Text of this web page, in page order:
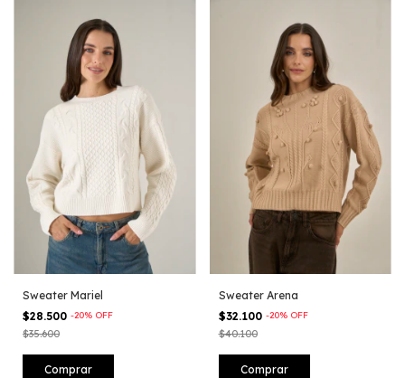
Sweater Mariel
$28.500 -20% OFF
$35.600
Comprar
Sweater Arena
$32.100 -20% OFF
$40.100
Comprar